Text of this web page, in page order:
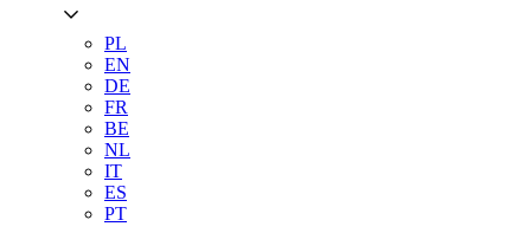
PL
EN
DE
FR
BE
NL
IT
ES
PT